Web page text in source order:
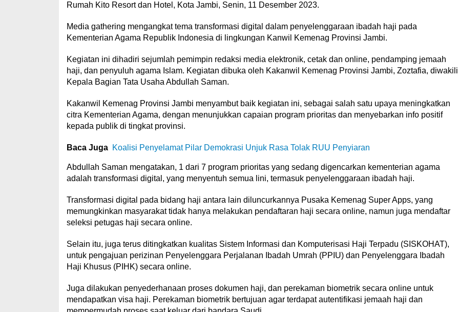
Rumah Kito Resort dan Hotel, Kota Jambi, Senin, 11 Desember 2023.
Media gathering mengangkat tema transformasi digital dalam penyelenggaraan ibadah haji pada
Kementerian Agama Republik Indonesia di lingkungan Kanwil Kemenag Provinsi Jambi.
Kegiatan ini dihadiri sejumlah pemimpin redaksi media elektronik, cetak dan online, pendamping jemaah
haji, dan penyuluh agama Islam. Kegiatan dibuka oleh Kakanwil Kemenag Provinsi Jambi, Zoztafia, diwakili
Kepala Bagian Tata Usaha Abdullah Saman.
Kakanwil Kemenag Provinsi Jambi menyambut baik kegiatan ini, sebagai salah satu upaya meningkatkan
citra Kementerian Agama, dengan menunjukkan capaian program prioritas dan menyebarkan info positif
kepada publik di tingkat provinsi.
Baca Juga Koalisi Penyelamat Pilar Demokrasi Unjuk Rasa Tolak RUU Penyiaran
Abdullah Saman mengatakan, 1 dari 7 program prioritas yang sedang digencarkan kementerian agama
adalah transformasi digital, yang menyentuh semua lini, termasuk penyelenggaraan ibadah haji.
Transformasi digital pada bidang haji antara lain diluncurkannya Pusaka Kemenag Super Apps, yang
memungkinkan masyarakat tidak hanya melakukan pendaftaran haji secara online, namun juga mendaftar
seleksi petugas haji secara online.
Selain itu, juga terus ditingkatkan kualitas Sistem Informasi dan Komputerisasi Haji Terpadu (SISKOHAT),
untuk pengajuan perizinan Penyelenggara Perjalanan Ibadah Umrah (PPIU) dan Penyelenggara Ibadah
Haji Khusus (PIHK) secara online.
Juga dilakukan penyederhanaan proses dokumen haji, dan perekaman biometrik secara online untuk
mendapatkan visa haji. Perekaman biometrik bertujuan agar terdapat autentifikasi jemaah haji dan